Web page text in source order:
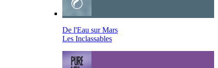
De l'Eau sur Mars
Les Inclassables